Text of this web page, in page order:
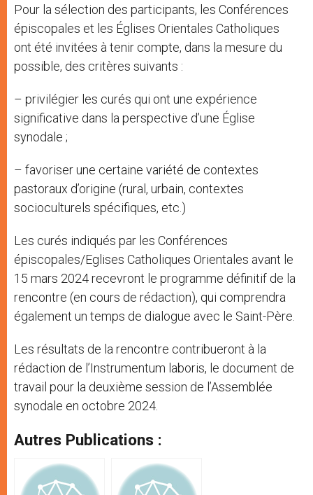
Pour la sélection des participants, les Conférences
épiscopales et les Églises Orientales Catholiques
ont été invitées à tenir compte, dans la mesure du
possible, des critères suivants :
– privilégier les curés qui ont une expérience
significative dans la perspective d’une Église
synodale ;
– favoriser une certaine variété de contextes
pastoraux d’origine (rural, urbain, contextes
socioculturels spécifiques, etc.)
Les curés indiqués par les Conférences
épiscopales/Eglises Catholiques Orientales avant le
15 mars 2024 recevront le programme définitif de la
rencontre (en cours de rédaction), qui comprendra
également un temps de dialogue avec le Saint-Père.
Les résultats de la rencontre contribueront à la
rédaction de l’Instrumentum laboris, le document de
travail pour la deuxième session de l’Assemblée
synodale en octobre 2024.
Autres Publications :